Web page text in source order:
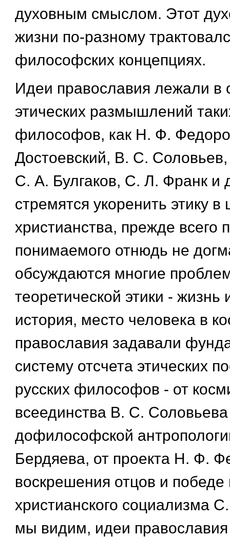
духовным смыслом. Этот
жизни по-разному
философских концепциях.
Идеи православия лежали в
этических размышлений
философов, как Н. Ф.
Достоевский, В. С.
С. А. Булгаков, С. Л. Франк и
стремятся укоренить этику в
христианства, прежде всего
понимаемого отнюдь не
обсуждаются многие
теоретической этики - жизнь
история, место человека в
православия задавали
систему отсчета этических
русских философов - от
всеединства В. С.
дофилософской
Бердяева, от проекта Н. Ф.
воскрешения отцов и
христианского социализма
мы видим, идеи